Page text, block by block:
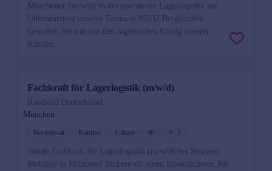
Mitarbeiter (m/w/d) in der operativen Lagerlogistik zur
Unterstützung unseres Teams in 85232 Bergkirchen.
Gestalten Sie mit uns den logistischen Erfolg unserer
Kunden.
Fachkraft für Lagerlogistik (m/w/d)
Randstad Deutschland
München
Betriebsrat Kantine Urlaub >= 30 2
Werde Fachkraft für Lagerlogistik (m/w/d) bei Siemens
Mobility in München! Sichere dir einen krisensicheren Job